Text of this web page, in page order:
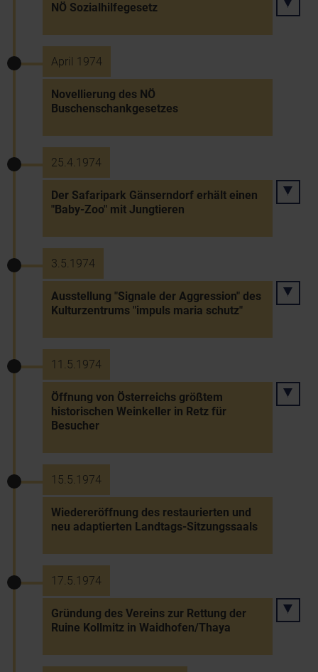
NÖ Sozialhilfegesetz
April 1974
Novellierung des NÖ
Buschenschankgesetzes
25.4.1974
Der Safaripark Gänserndorf erhält einen
"Baby-Zoo" mit Jungtieren
3.5.1974
Ausstellung "Signale der Aggression" des
Kulturzentrums "impuls maria schutz"
11.5.1974
Öffnung von Österreichs größtem
historischen Weinkeller in Retz für
Besucher
15.5.1974
Wiedereröffnung des restaurierten und
neu adaptierten Landtags-Sitzungssaals
17.5.1974
Gründung des Vereins zur Rettung der
Ruine Kollmitz in Waidhofen/Thaya